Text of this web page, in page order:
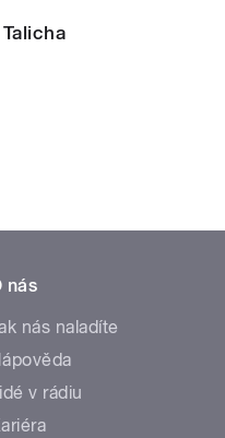
nás
nás naladíte
v rádiu